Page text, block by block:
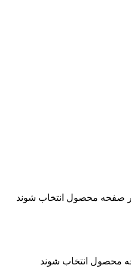
صفحه محصول انتخاب شوند
محصول انتخاب شوند